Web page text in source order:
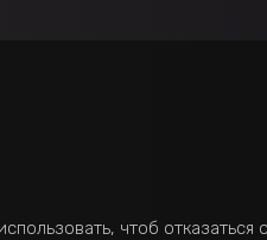
чтоб отказаться